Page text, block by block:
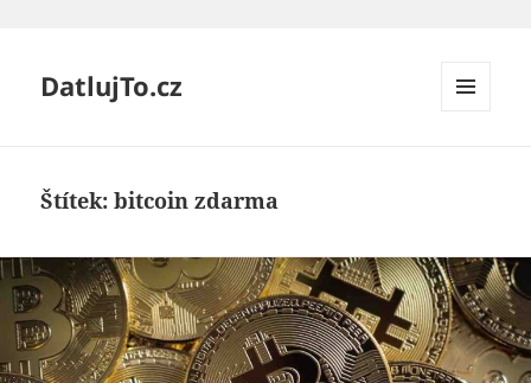
DatlujTo.cz
Štítek:bitcoin zdarma